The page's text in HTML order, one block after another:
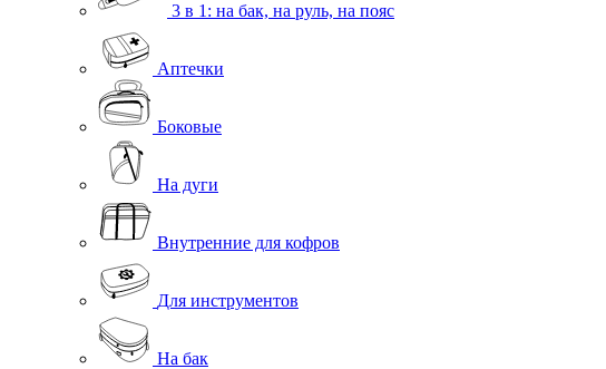
3 в 1: на бак, на руль, на пояс
Аптечки
Боковые
На дуги
Внутренние для кофров
Для инструментов
На бак